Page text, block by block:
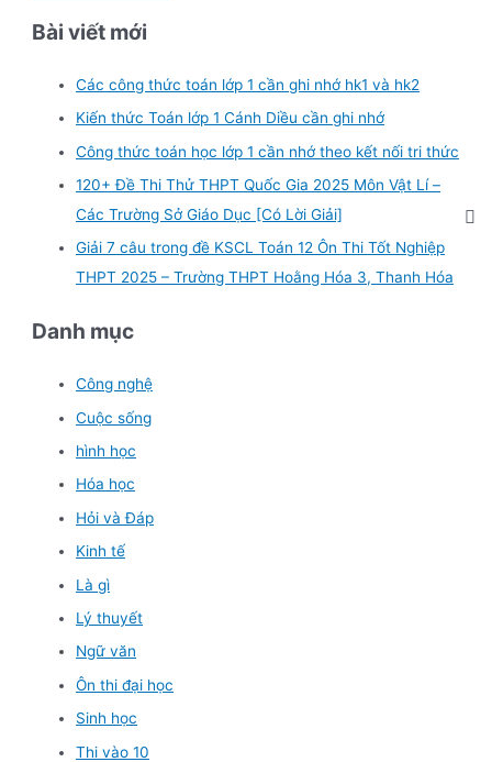
Bài viết mới
Các công thức toán lớp 1 cần ghi nhớ hk1 và hk2
Kiến thức Toán lớp 1 Cánh Diều cần ghi nhớ
Công thức toán học lớp 1 cần nhớ theo kết nối tri thức
120+ Đề Thi Thử THPT Quốc Gia 2025 Môn Vật Lí –
Các Trường Sở Giáo Dục [Có Lời Giải]
Giải 7 câu trong đề KSCL Toán 12 Ôn Thi Tốt Nghiệp
THPT 2025 – Trường THPT Hoằng Hóa 3, Thanh Hóa
Danh mục
Công nghệ
Cuộc sống
hình học
Hóa học
Hỏi và Đáp
Kinh tế
Là gì
Lý thuyết
Ngữ văn
Ôn thi đại học
Sinh học
Thi vào 10